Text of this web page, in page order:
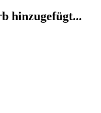
hinzugefügt...